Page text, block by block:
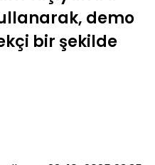
demo
bir şekilde